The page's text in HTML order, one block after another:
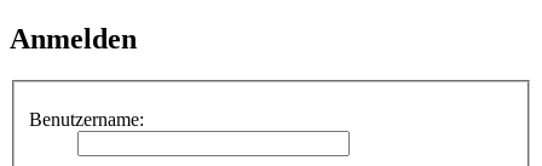
Anmelden
Benutzername: